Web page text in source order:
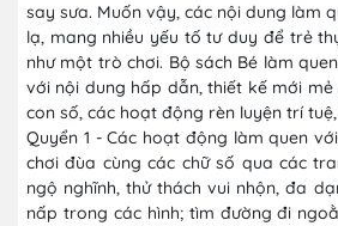
say sưa. Muốn vậy, các nội dung làm
lạ, mang nhiều yếu tố tư duy để trẻ
như một trò chơi. Bộ sách Bé làm
với nội dung hấp dẫn, thiết kế mới
con số, các hoạt động rèn luyện trí
Quyển 1 - Các hoạt động làm quen
chơi đùa cùng các chữ số qua các
ngộ nghĩnh, thử thách vui nhộn, đa
nấp trong các hình; tìm đường đi